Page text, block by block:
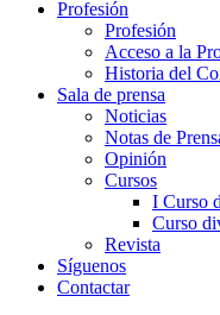
Profesión
Profesión
Acceso a la
Historia del
Sala de prensa
Noticias
Notas de
Opinión
Cursos
I Curso
Curso
Revista
Síguenos
Contactar